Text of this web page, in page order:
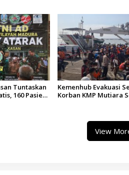
Tuntaskan
160 Pasien
Kemenhub Evakuasi
Korban KMP Mutiara
View